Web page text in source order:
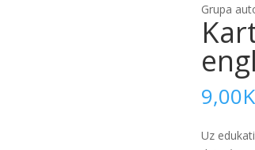
Grupa
9,00
Uz